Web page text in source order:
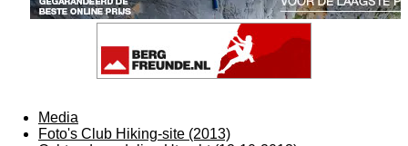
Media
Foto's Club Hiking-site (2013)